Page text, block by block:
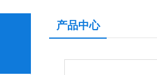
产品中心